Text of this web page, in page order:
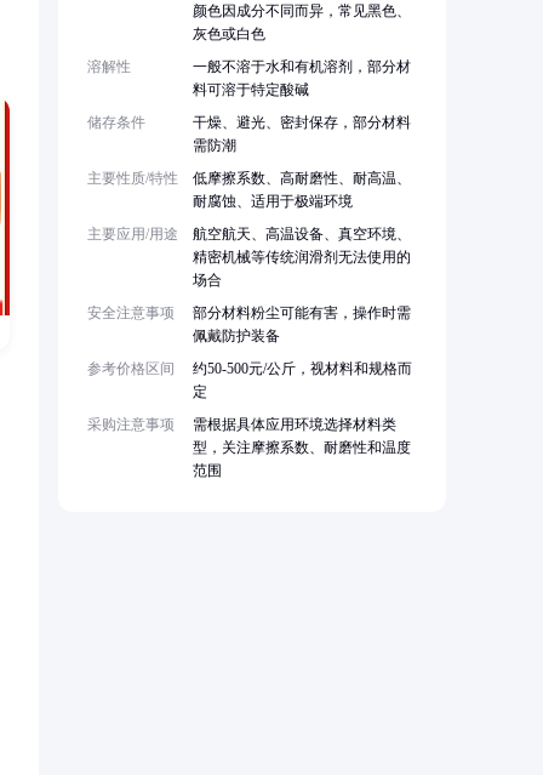
颜色因成分不同而异，常见黑色、
灰色或白色
溶解性
一般不溶于水和有机溶剂，部分材
料可溶于特定酸碱
储存条件
干燥、避光、密封保存，部分材料
需防潮
主要性质/特性
低摩擦系数、高耐磨性、耐高温、
耐腐蚀、适用于极端环境
主要应用/用途
航空航天、高温设备、真空环境、
精密机械等传统润滑剂无法使用的
场合
安全注意事项
部分材料粉尘可能有害，操作时需
佩戴防护装备
参考价格区间
约50-500元/公斤，视材料和规格而
定
采购注意事项
需根据具体应用环境选择材料类
型，关注摩擦系数、耐磨性和温度
范围